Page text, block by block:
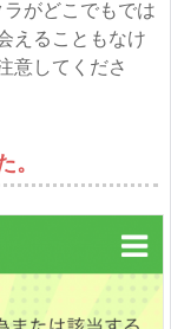
がどこでもでは
えることもなけ
意してくださ
。